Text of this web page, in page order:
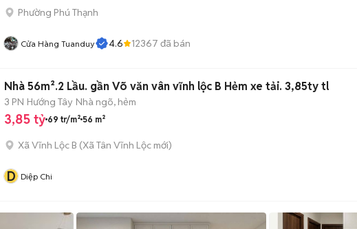
Phường Phú Thạnh
Cửa Hàng Tuanduy 4.6 12367 đã bán
Nhà 56m².2 Lầu. gần Võ văn vân vĩnh lộc B Hẻm xe tải. 3,85ty tl
3 PN Hướng Tây Nhà ngõ, hẻm
3,85 tỷ 69 tr/m² 56 m²
Xã Vĩnh Lộc B (Xã Tân Vĩnh Lộc mới)
D Diệp Chi